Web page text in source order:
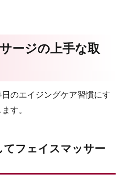
ージの上手な取
のエイジングケア習慣にす
す。
てフェイスマッサー